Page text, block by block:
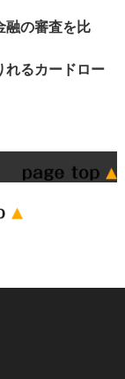
融の審査を比
れるカードロー